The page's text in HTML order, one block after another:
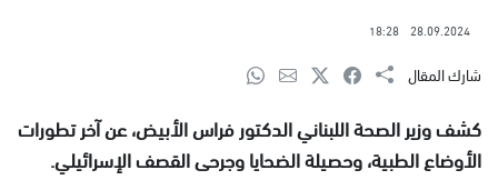
28.09.2024
18:28
شارك المقال
كشف وزير الصحة اللبناني الدكتور فراس الأبيض، عن آخر تطورات
الأوضاع الطبية، وحصيلة الضحايا وجرحى القصف الإسرائيلي.